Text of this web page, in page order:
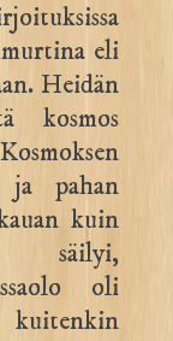
eli
Heidän
kosmos
pahan
kuin
oli
kuitenkin